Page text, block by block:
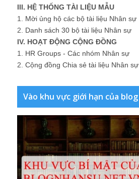
III. HỆ THỐNG TÀI LIỆU MẪU
1. Mời ủng hộ các bộ tài liệu Nhân sự
2. Danh sách 30 bộ tài liệu Nhân sự
IV. HOẠT ĐỘNG CỘNG ĐỒNG
1. HR Groups - Các nhóm Nhân sự
2. Cộng đồng Chia sẻ tài liệu Nhân sự
Vào khu vực giới hạn của blog